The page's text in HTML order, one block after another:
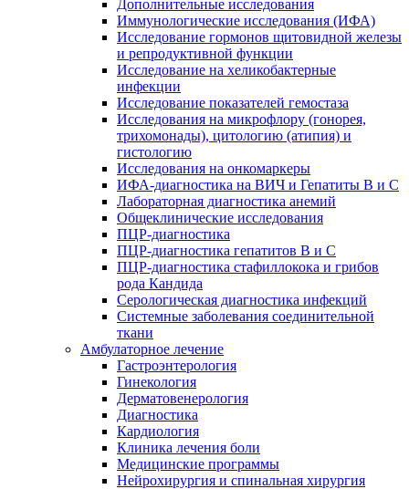
Дополнительные исследования
Иммунологические исследования (ИФА)
Исследование гормонов щитовидной железы
и репродуктивной функции
Исследование на хеликобактерные
инфекции
Исследование показателей гемостаза
Исследования на микрофлору (гонорея,
трихомонады), цитологию (атипия) и
гистологию
Исследования на онкомаркеры
ИФА-диагностика на ВИЧ и Гепатиты B и C
Лабораторная диагностика анемий
Общеклинические исследования
ПЦР-диагностика
ПЦР-диагностика гепатитов B и C
ПЦР-диагностика стафиллокока и грибов
рода Кандида
Серологическая диагностика инфекций
Системные заболевания соединительной
ткани
Амбулаторное лечение
Гастроэнтерология
Гинекология
Дерматовенерология
Диагностика
Кардиология
Клиника лечения боли
Медицинские программы
Нейрохирургия и спинальная хирургия